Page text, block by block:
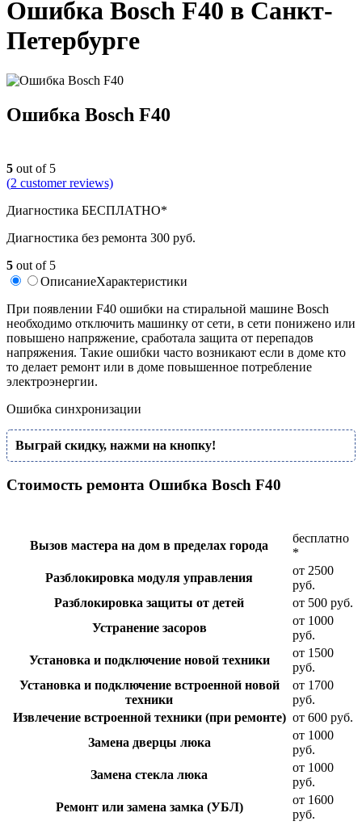
Ошибка Bosch F40 в Санкт-
Петербурге
Ошибка Bosch F40
5 out of 5
(2 customer reviews)
Диагностика БЕСПЛАТНО*
Диагностика без ремонта 300 руб.
5 out of 5
ОписаниеХарактеристики
При появлении F40 ошибки на стиральной машине Bosch
необходимо отключить машинку от сети, в сети понижено или
повышено напряжение, сработала защита от перепадов
напряжения. Такие ошибки часто возникают если в доме кто
то делает ремонт или в доме повышенное потребление
электроэнергии.
Ошибка синхронизации
Выграй скидку, нажми на кнопку!
Стоимость ремонта Ошибка Bosch F40
Вызов мастера на дом в пределах города
бесплатно
*
Разблокировка модуля управления
от 2500
руб.
Разблокировка защиты от детей
от 500 руб.
Устранение засоров
от 1000
руб.
Установка и подключение новой техники
от 1500
руб.
Установка и подключение встроенной новой
техники
от 1700
руб.
Извлечение встроенной техники (при ремонте) от 600 руб.
Замена дверцы люка
от 1000
руб.
Замена стекла люка
от 1000
руб.
Ремонт или замена замка (УБЛ)
от 1600
руб.